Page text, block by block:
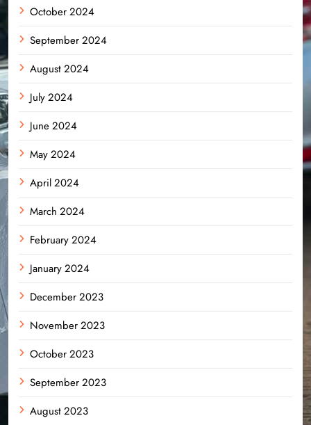
October 2024
September 2024
August 2024
July 2024
June 2024
May 2024
April 2024
March 2024
February 2024
January 2024
December 2023
November 2023
October 2023
September 2023
August 2023